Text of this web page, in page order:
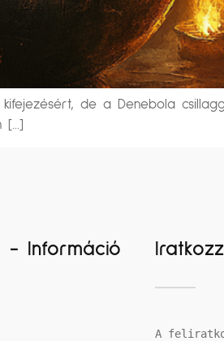
de a Denebola
[…]
- Információ
A